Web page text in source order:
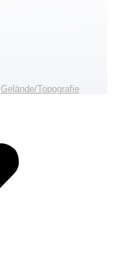
Gelände/Topografie